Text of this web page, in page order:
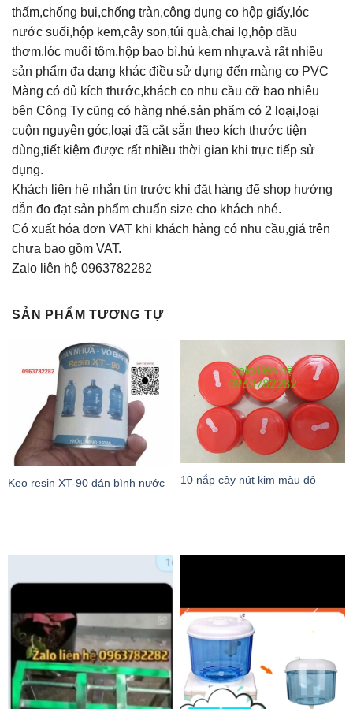
thấm,chống bụi,chống tràn,công dụng co hộp giấy,lóc
nước suối,hộp kem,cây son,túi quà,chai lọ,hộp dầu
thơm.lóc muối tôm.hộp bao bì.hủ kem nhựa.và rất nhiều
sản phẩm đa dạng khác điều sử dụng đến màng co PVC
Màng có đủ kích thước,khách co nhu cầu cỡ bao nhiêu
bên Công Ty cũng có hàng nhé.sản phẩm có 2 loại,loại
cuộn nguyên góc,loại đã cắt sẵn theo kích thước tiện
dùng,tiết kiệm được rất nhiều thời gian khi trực tiếp sử
dụng.
Khách liên hệ nhắn tin trước khi đặt hàng để shop hướng
dẫn đo đạt sản phẩm chuẩn size cho khách nhé.
Có xuất hóa đơn VAT khi khách hàng có nhu cầu,giá trên
chưa bao gồm VAT.
Zalo liên hệ 0963782282
SẢN PHẨM TƯƠNG TỰ
Keo resin XT-90 dán bình nước 10 nắp cây nút kim màu đỏ